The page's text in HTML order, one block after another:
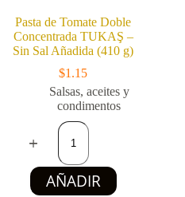
Pasta de Tomate Doble
Concentrada TUKAŞ –
Sin Sal Añadida (410 g)
$1.15
Salsas, aceites y
condimentos
Pasta
Tomate
Doble
Concentrada
TUKAŞ
AÑADIR